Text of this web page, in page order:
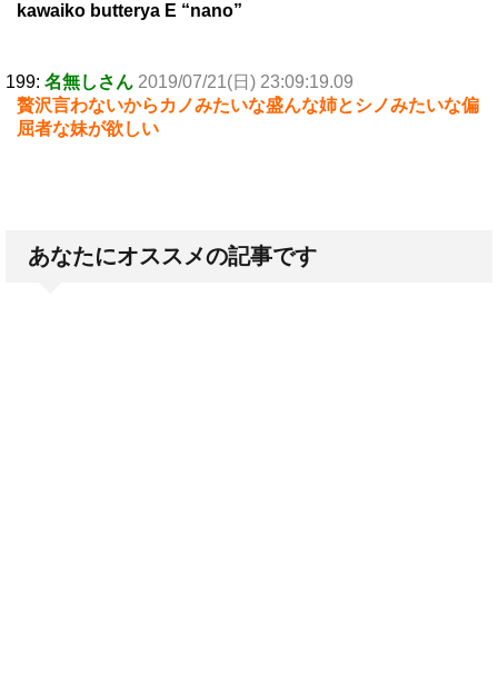
kawaiko butterya E “nano”
199: 名無しさん 2019/07/21(日) 23:09:19.09
贅沢言わないからカノみたいな盛んな姉とシノみたいな偏
屈者な妹が欲しい
あなたにオススメの記事です